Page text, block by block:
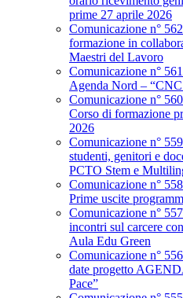
prime 27 aprile 2026
Comunicazione n°
formazione in
Maestri del Lavoro
Comunicazione n°
Agenda Nord –
Comunicazione n°
Corso di formazione
2026
Comunicazione n°
studenti, genitori e
PCTO Stem e
Comunicazione n°
Prime uscite
Comunicazione n°
incontri sul carcere
Aula Edu Green
Comunicazione n°
date progetto
Pace”